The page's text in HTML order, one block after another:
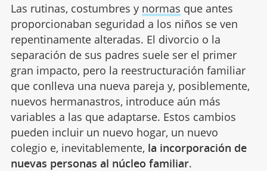
Las rutinas, costumbres y normas que antes
proporcionaban seguridad a los niños se ven
repentinamente alteradas. El divorcio o la
separación de sus padres suele ser el primer
gran impacto, pero la reestructuración familiar
que conlleva una nueva pareja y, posiblemente,
nuevos hermanastros, introduce aún más
variables a las que adaptarse. Estos cambios
pueden incluir un nuevo hogar, un nuevo
colegio e, inevitablemente, la incorporación de
nuevas personas al núcleo familiar.